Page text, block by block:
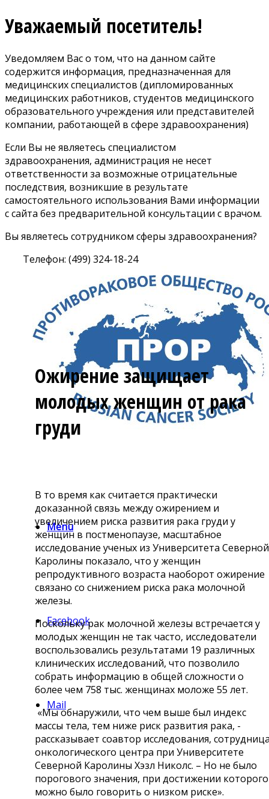
Уважаемый посетитель!
Уведомляем Вас о том, что на данном сайте
содержится информация, предназначенная для
медицинских специалистов (дипломированных
медицинских работников, студентов медицинского
образовательного учреждения или представителей
компании, работающей в сфере здравоохранения)
Если Вы не являетесь специалистом
здравоохранения, администрация не несет
ответственности за возможные отрицательные
последствия, возникшие в результате
самостоятельного использования Вами информации
с сайта без предварительной консультации с врачом.
Вы являетесь сотрудником сферы здравоохранения?
Телефон: (499) 324-18-24
Menu
Facebook
Mail
Ожирение защищает
молодых женщин от рака
груди
В то время как считается практически
доказанной связь между ожирением и
увеличением риска развития рака груди у
женщин в постменопаузе, масштабное
исследование ученых из Университета Северной
Каролины показало, что у женщин
репродуктивного возраста наоборот ожирение
связано со снижением риска рака молочной
железы.
Поскольку рак молочной железы встречается у
молодых женщин не так часто, исследователи
воспользовались результатами 19 различных
клинических исследований, что позволило
собрать информацию в общей сложности о
более чем 758 тыс. женщинах моложе 55 лет.
«Мы обнаружили, что чем выше был индекс
массы тела, тем ниже риск развития рака, -
рассказывает соавтор исследования,
онкологического центра при Университете
Северной Каролины Хэзл Николс. – Но не было
порогового значения, при достижении которого
можно было говорить о низком риске».